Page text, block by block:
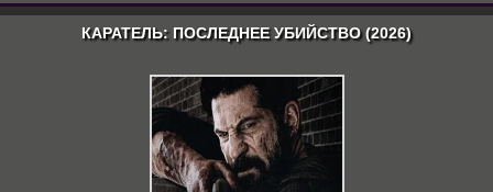
КАРАТЕЛЬ: ПОСЛЕДНЕЕ УБИЙСТВО (2026)